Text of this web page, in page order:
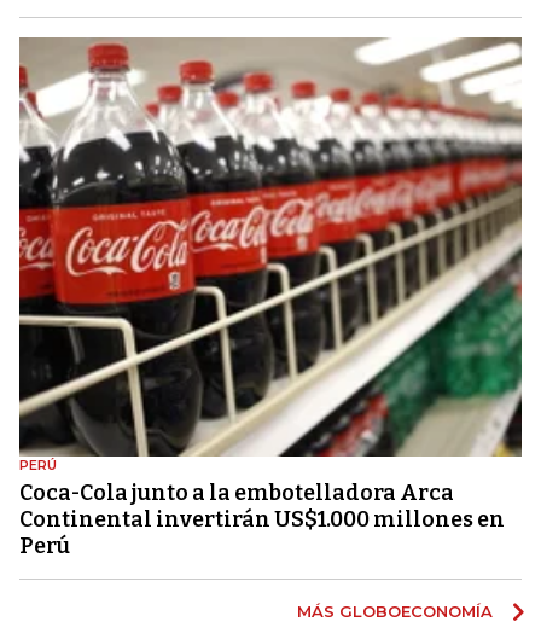
PERÚ
Coca-Cola junto a la embotelladora Arca
Continental invertirán US$1.000 millones en
Perú
MÁS GLOBOECONOMÍA